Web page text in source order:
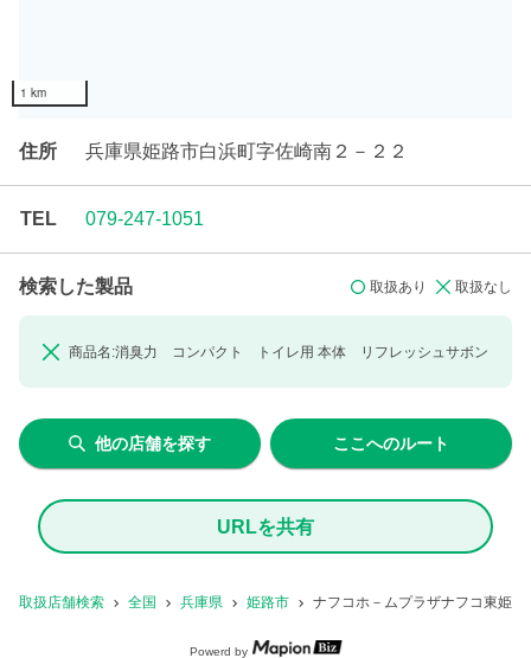
取扱店舗検索 全国 兵庫県 姫路市 ナフコホ－ムプラザナフコ東姫路
住所 兵庫県姫路市白浜町字佐崎南２－２２
TEL 079-247-1051
検索した製品 取扱あり 取扱なし
商品名:消臭力 コンパクト トイレ用 本体 リフレッシュサボン
他の店舗を探す ここへのルート
URLを共有
1 km
Powerd by